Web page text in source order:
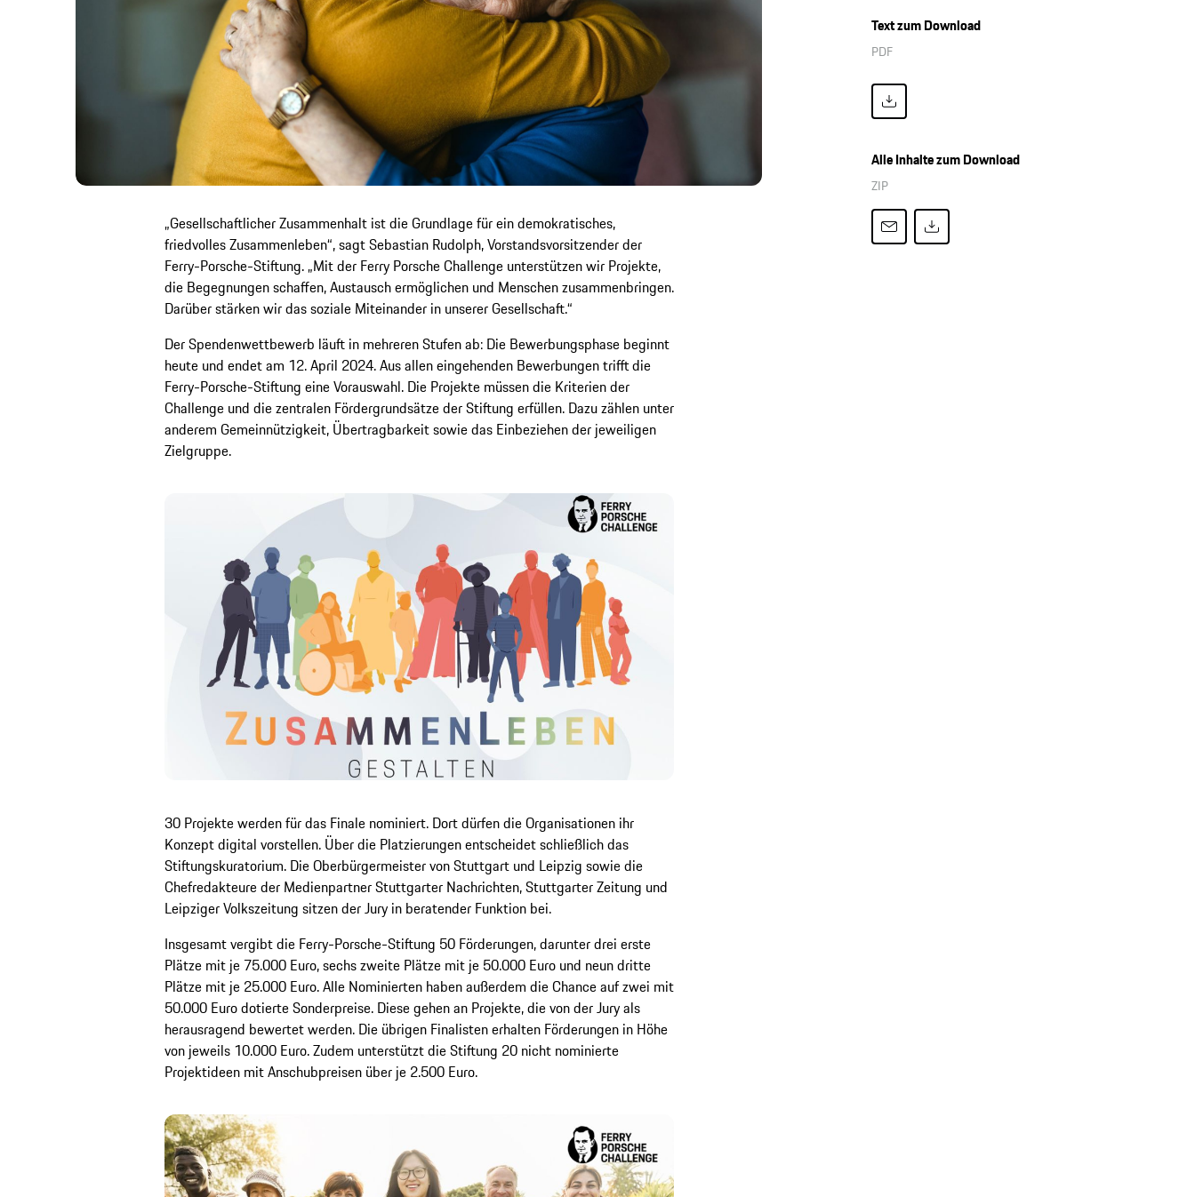
„Gesellschaftlicher Zusammenhalt ist die Grundlage für ein demokratisches,
friedvolles Zusammenleben“, sagt Sebastian Rudolph, Vorstandsvorsitzender der
Ferry-Porsche-Stiftung. „Mit der Ferry Porsche Challenge unterstützen wir Projekte,
die Begegnungen schaffen, Austausch ermöglichen und Menschen zusammenbringen.
Darüber stärken wir das soziale Miteinander in unserer Gesellschaft.“
Der Spendenwettbewerb läuft in mehreren Stufen ab: Die Bewerbungsphase beginnt
heute und endet am 12. April 2024. Aus allen eingehenden Bewerbungen trifft die
Ferry-Porsche-Stiftung eine Vorauswahl. Die Projekte müssen die Kriterien der
Challenge und die zentralen Fördergrundsätze der Stiftung erfüllen. Dazu zählen unter
anderem Gemeinnützigkeit, Übertragbarkeit sowie das Einbeziehen der jeweiligen
Zielgruppe.
30 Projekte werden für das Finale nominiert. Dort dürfen die Organisationen ihr
Konzept digital vorstellen. Über die Platzierungen entscheidet schließlich das
Stiftungskuratorium. Die Oberbürgermeister von Stuttgart und Leipzig sowie die
Chefredakteure der Medienpartner Stuttgarter Nachrichten, Stuttgarter Zeitung und
Leipziger Volkszeitung sitzen der Jury in beratender Funktion bei.
Insgesamt vergibt die Ferry-Porsche-Stiftung 50 Förderungen, darunter drei erste
Plätze mit je 75.000 Euro, sechs zweite Plätze mit je 50.000 Euro und neun dritte
Plätze mit je 25.000 Euro. Alle Nominierten haben außerdem die Chance auf zwei mit
50.000 Euro dotierte Sonderpreise. Diese gehen an Projekte, die von der Jury als
herausragend bewertet werden. Die übrigen Finalisten erhalten Förderungen in Höhe
von jeweils 10.000 Euro. Zudem unterstützt die Stiftung 20 nicht nominierte
Projektideen mit Anschubpreisen über je 2.500 Euro.
Text zum Download
PDF
Alle Inhalte zum Download
ZIP